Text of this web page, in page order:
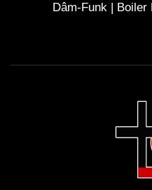
Dâm-Funk | Boiler